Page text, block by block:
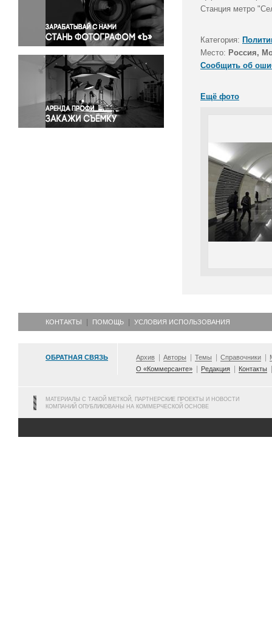
Правосудие
Происшествия и конфликты
Религия
Светская жизнь
Спорт
Экология
Экономика и бизнес
Станция метро
Категория:
Место: Россия,
Сообщить об
Ещё фото
КОНТАКТЫ ПОМОЩЬ УСЛОВИЯ ИСПОЛЬЗОВАНИЯ
ОБРАТНАЯ СВЯЗЬ Архив Авторы Темы Справочники
О «Коммерсанте»
Редакция Контакты
МАТЕРИАЛЫ С ТАКОЙ МЕТКОЙ, ПАРТНЕРСКИЕ ПРОЕКТЫ И НОВОСТИ
КОМПАНИЙ ОПУБЛИКОВАНЫ НА КОММЕРЧЕСКОЙ ОСНОВЕ